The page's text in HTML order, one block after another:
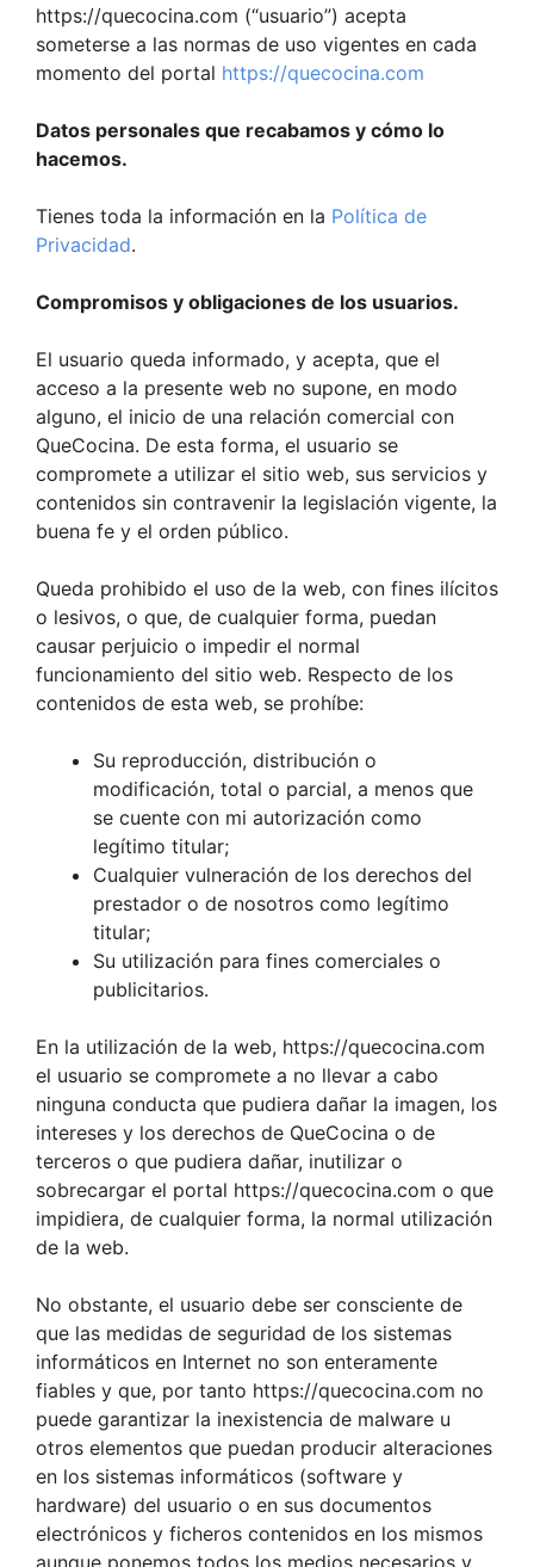
https://quecocina.com (“usuario”) acepta
someterse a las normas de uso vigentes en cada
momento del portal https://quecocina.com
Datos personales que recabamos y cómo lo
hacemos.
Tienes toda la información en la Política de
Privacidad.
Compromisos y obligaciones de los usuarios.
El usuario queda informado, y acepta, que el
acceso a la presente web no supone, en modo
alguno, el inicio de una relación comercial con
QueCocina. De esta forma, el usuario se
compromete a utilizar el sitio web, sus servicios y
contenidos sin contravenir la legislación vigente, la
buena fe y el orden público.
Queda prohibido el uso de la web, con fines ilícitos
o lesivos, o que, de cualquier forma, puedan
causar perjuicio o impedir el normal
funcionamiento del sitio web. Respecto de los
contenidos de esta web, se prohíbe:
Su reproducción, distribución o
modificación, total o parcial, a menos que
se cuente con mi autorización como
legítimo titular;
Cualquier vulneración de los derechos del
prestador o de nosotros como legítimo
titular;
Su utilización para fines comerciales o
publicitarios.
En la utilización de la web, https://quecocina.com
el usuario se compromete a no llevar a cabo
ninguna conducta que pudiera dañar la imagen, los
intereses y los derechos de QueCocina o de
terceros o que pudiera dañar, inutilizar o
sobrecargar el portal https://quecocina.com o que
impidiera, de cualquier forma, la normal utilización
de la web.
No obstante, el usuario debe ser consciente de
que las medidas de seguridad de los sistemas
informáticos en Internet no son enteramente
fiables y que, por tanto https://quecocina.com no
puede garantizar la inexistencia de malware u
otros elementos que puedan producir alteraciones
en los sistemas informáticos (software y
hardware) del usuario o en sus documentos
electrónicos y ficheros contenidos en los mismos
aunque ponemos todos los medios necesarios y